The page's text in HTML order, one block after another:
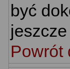
być
Powrót